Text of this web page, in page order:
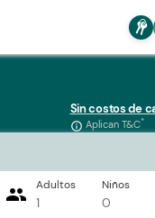
Sin costos de
info_outline Aplican T&C*
people Adultos
1
Niños
0